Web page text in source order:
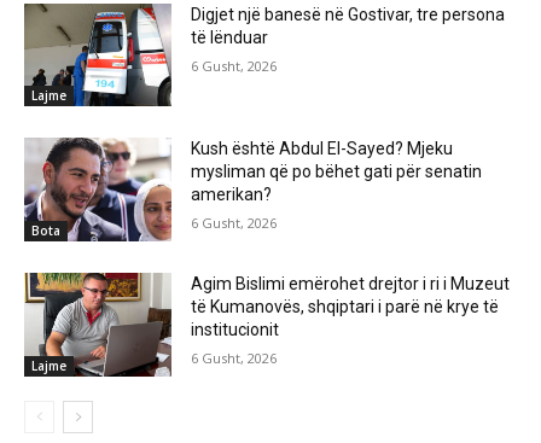
Lajme
Digjet një banesë në Gostivar, tre persona
të lënduar
6 Gusht, 2026
Bota
Kush është Abdul El-Sayed? Mjeku
mysliman që po bëhet gati për senatin
amerikan?
6 Gusht, 2026
Lajme
Agim Bislimi emërohet drejtor i ri i Muzeut
të Kumanovës, shqiptari i parë në krye të
institucionit
6 Gusht, 2026